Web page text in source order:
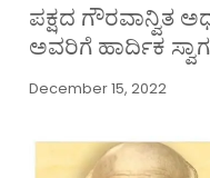
ಪಕ್ಷದ ಗೌರವಾನ್ವಿತ
ಅವರಿಗೆ ಹಾರ್ದಿಕ
December 15, 2022